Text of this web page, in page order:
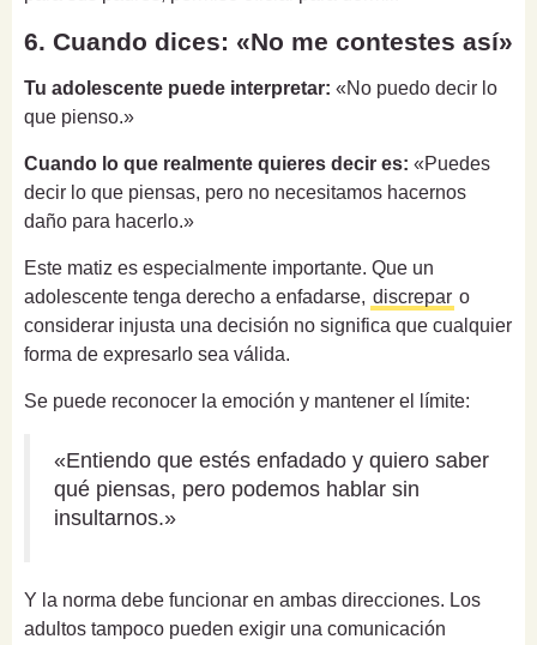
6. Cuando dices: «No me contestes así»
Tu adolescente puede interpretar: «No puedo decir lo
que pienso.»
Cuando lo que realmente quieres decir es: «Puedes
decir lo que piensas, pero no necesitamos hacernos
daño para hacerlo.»
Este matiz es especialmente importante. Que un
adolescente tenga derecho a enfadarse, discrepar o
considerar injusta una decisión no significa que cualquier
forma de expresarlo sea válida.
Se puede reconocer la emoción y mantener el límite:
«Entiendo que estés enfadado y quiero saber
qué piensas, pero podemos hablar sin
insultarnos.»
Y la norma debe funcionar en ambas direcciones. Los
adultos tampoco pueden exigir una comunicación